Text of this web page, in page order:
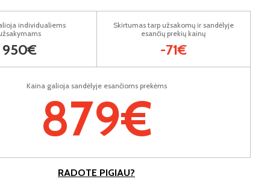
Kaina galioja sandėlyje esančioms prekėms
879€
individualiems
950€
Skirtumas tarp užsakomų ir sandėlyje
esančių prekių kainų
-71€
RADOTE PIGIAU?